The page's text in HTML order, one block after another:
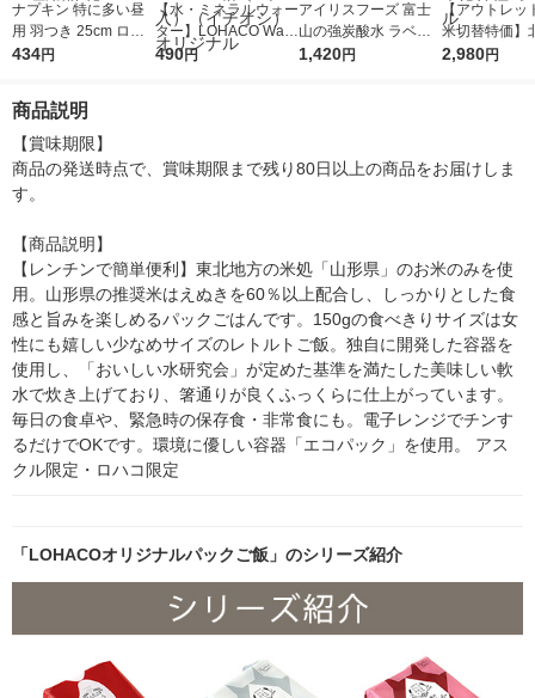
ナプキン 特に多い昼
用 羽つき 25cm ロリ
エエフ しあわせ素肌
434円
【水・ミネラルウォー
ター】LOHACO Wate
r（ロハコウォータ
490円
アイリスフーズ 富士
山の強炭酸水 ラベル
レス 500ml 1箱（24
1,420円
【アウトレッ
米切替特価】
ななつぼし 無
2,980円
商品説明
【賞味期限】
商品の発送時点で、賞味期限まで残り80日以上の商品をお届けしま
す。
【商品説明】
【レンチンで簡単便利】東北地方の米処「山形県」のお米のみを使
用。山形県の推奨米はえぬきを60％以上配合し、しっかりとした食
感と旨みを楽しめるパックごはんです。150gの食べきりサイズは女
性にも嬉しい少なめサイズのレトルトご飯。独自に開発した容器を
使用し、「おいしい水研究会」が定めた基準を満たした美味しい軟
水で炊き上げており、箸通りが良くふっくらに仕上がっています。
毎日の食卓や、緊急時の保存食・非常食にも。電子レンジでチンす
るだけでOKです。環境に優しい容器「エコパック」を使用。 アス
クル限定・ロハコ限定
「LOHACOオリジナルパックご飯」のシリーズ紹介